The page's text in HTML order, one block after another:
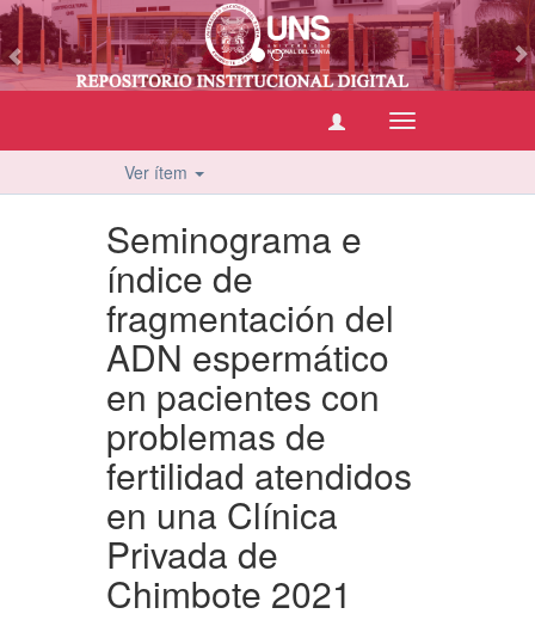
Cambiar
navegación
Ver ítem
Seminograma e
índice de
fragmentación del
ADN espermático
en pacientes con
problemas de
fertilidad atendidos
en una Clínica
Privada de
Chimbote 2021